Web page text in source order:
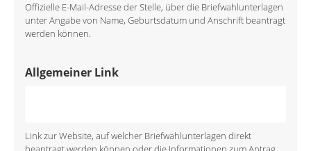
Offizielle E-Mail-Adresse der Stelle, über die Briefwahlunterlagen
unter Angabe von Name, Geburtsdatum und Anschrift beantragt
werden können.
Allgemeiner Link
Link zur Website, auf welcher Briefwahlunterlagen direkt